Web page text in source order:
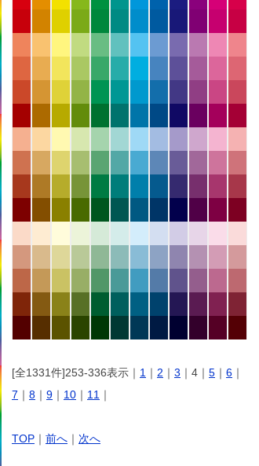
[全1331件]253-336表示｜ 1 ｜ 2 ｜ 3 ｜4｜ 5 ｜ 6 ｜
7 ｜ 8 ｜ 9 ｜ 10 ｜ 11 ｜
TOP ｜ 前へ ｜ 次へ